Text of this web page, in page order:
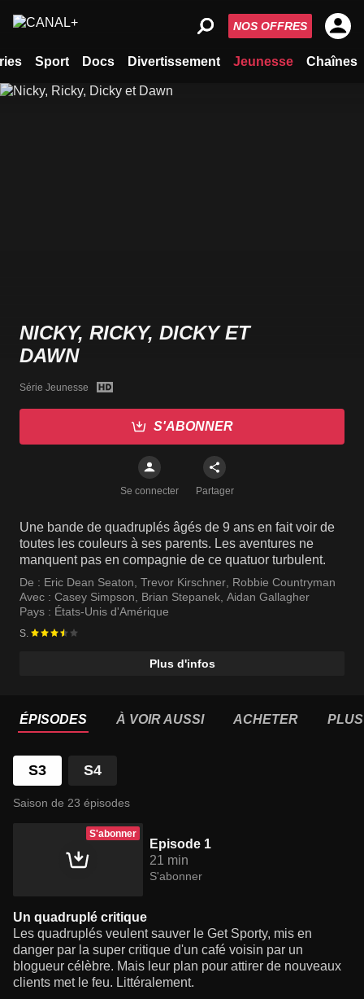
Sport Docs Divertissement Jeunesse Chaînes
NOS OFFRES
NICKY, RICKY, DICKY ET
DAWN
Série Jeunesse
S'ABONNER
Se connecter Partager
Une bande de quadruplés âgés de 9 ans en fait voir de
toutes les couleurs à ses parents. Les aventures ne
manquent pas en compagnie de ce quatuor turbulent.
De : Eric Dean Seaton Trevor Kirschner Robbie Countryman
Avec : Casey Simpson Brian Stepanek Aidan Gallagher
Pays : États-Unis d'Amérique
S.
Plus d'infos
ÉPISODES À VOIR AUSSI ACHETER
S3 S4
Saison de 23 épisodes
S'abonner
Episode 1
21 min
S'abonner
Un quadruplé critique
Les quadruplés veulent sauver le Get Sporty, mis en
danger par la super critique d'un café voisin par un
blogueur célèbre. Mais leur plan pour attirer de nouveaux
clients met le feu. Littéralement.